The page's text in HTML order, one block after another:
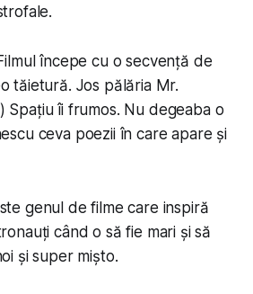
începe cu o secvență de
tăietură. Jos pălăria Mr.
Spațiu îi frumos. Nu degeaba o
ceva poezii în care apare și
genul de filme care inspiră
când o să fie mari și să
și super mișto.